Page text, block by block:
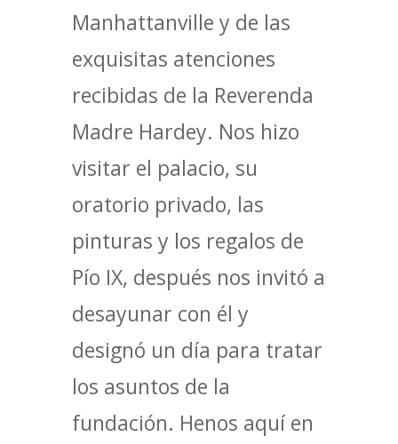
Manhattanville y de las
exquisitas atenciones
recibidas de la Reverenda
Madre Hardey. Nos hizo
visitar el palacio, su
oratorio privado, las
pinturas y los regalos de
Pío IX, después nos invitó a
desayunar con él y
designó un día para tratar
los asuntos de la
fundación. Henos aquí en